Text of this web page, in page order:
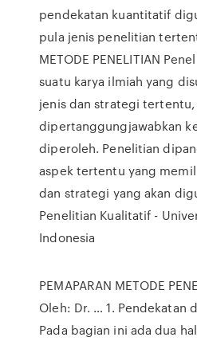
pendekatan kuantitatif
pula jenis penelitian
METODE PENELITIAN
suatu karya ilmiah yang
jenis dan strategi tertentu,
dipertanggungjawabkan
diperoleh. Penelitian
aspek tertentu yang
dan strategi yang akan
Penelitian Kualitatif -
Indonesia
PEMAPARAN METODE
Oleh: Dr. … 1. Pendekatan
Pada bagian ini ada dua